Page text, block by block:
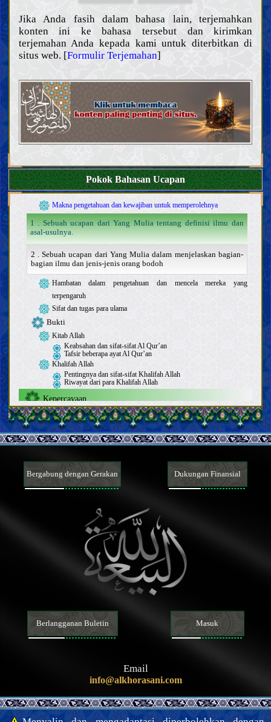
Jika Anda fasih dalam bahasa lain, terjemahkan
konten ini ke bahasa tersebut dan kirimkan
terjemahan Anda kepada kami untuk diterbitkan di
situs web. [Formulir Terjemahan]
Pokok Bahasan Ucapan
Akal
Pengetahuan
Makna pengetahuan dan kewajiban untuk memperolehnya
1 . Sebuah ucapan dari Yang Mulia tentang definisi ilmu dan
asal-usulnya.
2 . Sebuah ucapan dari Yang Mulia dalam menjelaskan bagian-
bagian ilmu dan jenis-jenis orang bodoh
Hambatan dalam pengetahuan dan mencela mereka yang
terpengaruh
Sifat dan tugas para ulama
Bukti
Kitab Allah
Keabsahan dan sifat-sifat Al Qur’an
Tafsir beberapa ayat Al Qur’an
Khalifah Allah
Pentingnya dan sifat-sifat Khalifah Allah
Riwayat dari para Khalifah Allah
Kepercayaan
Memahami Allah; keberadaan-Nya, sifat-sifat-Nya, dan
perbuatan-Nya
Mengenal para Khalifah Allah
Sifat-sifat Nabi terakhir dan kehidupan beliau
Karakteristik Nabi terakhir
Para sahabat dan para istri Nabi terakhir
Keberadaan, sifat-sifat, dan perbuatan Imam Mahdi
Mansur dan gerakannya dalam mempersiapkan kedatangan
Imam Mahdi
Tanda-tanda kedatangan Imam Mahdi dan fitnah Akhir Zaman
Memahami Akhirat
Memahami iman dan kekufuran
Sifat-sifat iman dan kekufuran serta para pengikutnya
Hal-hal terkait agama, mazhab dan sekte
Akhlak
Do‘a dan teks ziarah
Prinsip dan panduan fiqih
Bersuci dan najis
Bergabung dengan Gerakan Dukungan Finansial
Berlangganan Buletin Masuk
Email
info@alkhorasani.com